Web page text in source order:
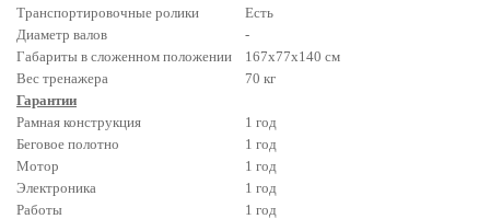
Транспортировочные ролики
Есть
Диаметр валов
-
Габариты в сложенном положении
167х77х140 см
Вес тренажера
70 кг
Гарантии
Рамная конструкция
1 год
Беговое полотно
1 год
Мотор
1 год
Электроника
1 год
Работы
1 год